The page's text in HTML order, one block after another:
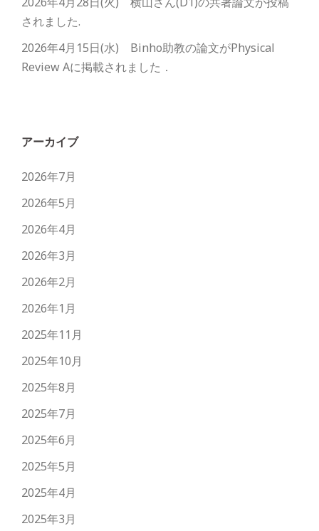
されました.
2026年4月15日(水) Binho助教の論文がPhysical
Review Aに掲載されました．
アーカイブ
2026年7月
2026年5月
2026年4月
2026年3月
2026年2月
2026年1月
2025年11月
2025年10月
2025年8月
2025年7月
2025年6月
2025年5月
2025年4月
2025年3月